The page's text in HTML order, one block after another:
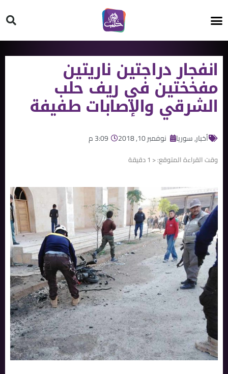
انفجار دراجتين ناريتين
مفخختين في ريف حلب
الشرقي والإصابات طفيفة
أخبار,سوريا نوفمبر 10, 2018 3:09 م
وقت القراءة المتوقع:< 1 دقيقة